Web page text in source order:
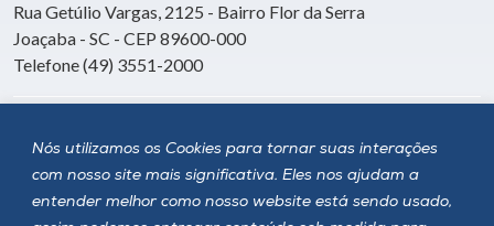
Nós utilizamos os Cookies para tornar suas interações
com nosso site mais significativa. Eles nos ajudam a
entender melhor como nosso website está sendo usado,
Rua Getúlio Vargas, 2125 - Bairro Flor da Serra
Joaçaba - SC - CEP 89600-000
Telefone (49) 3551-2000
Siga a Unoesc